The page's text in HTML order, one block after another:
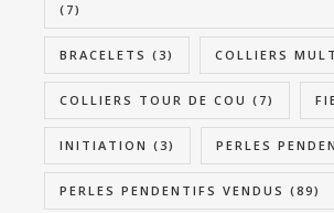
(7)
BRACELETS (3) COLLIERS
COLLIERS TOUR DE COU (7)
INITIATION (3) PERLES
PERLES PENDENTIFS VENDUS (89)